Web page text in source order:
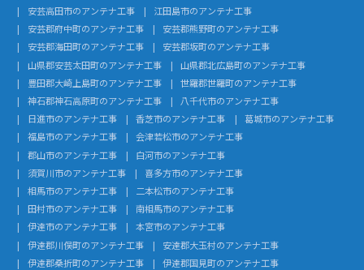
安芸高田市のアンテナ工事
江田島市のアンテナ工事
安芸郡府中町のアンテナ工事
安芸郡熊野町のアンテナ工事
安芸郡海田町のアンテナ工事
安芸郡坂町のアンテナ工事
山県郡安芸太田町のアンテナ工事
山県郡北広島町のアンテナ工事
豊田郡大崎上島町のアンテナ工事
世羅郡世羅町のアンテナ工事
神石郡神石高原町のアンテナ工事
八千代市のアンテナ工事
日進市のアンテナ工事
香芝市のアンテナ工事
葛城市のアンテナ工事
福島市のアンテナ工事
会津若松市のアンテナ工事
郡山市のアンテナ工事
白河市のアンテナ工事
須賀川市のアンテナ工事
喜多方市のアンテナ工事
相馬市のアンテナ工事
二本松市のアンテナ工事
田村市のアンテナ工事
南相馬市のアンテナ工事
伊達市のアンテナ工事
本宮市のアンテナ工事
伊達郡川俣町のアンテナ工事
安達郡大玉村のアンテナ工事
伊達郡桑折町のアンテナ工事
伊達郡国見町のアンテナ工事